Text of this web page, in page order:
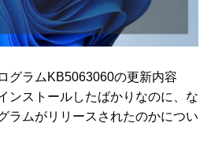
グラムKB5063060の更新内容
ンストールしたばかりなのに、な
ラムがリリースされたのかについ